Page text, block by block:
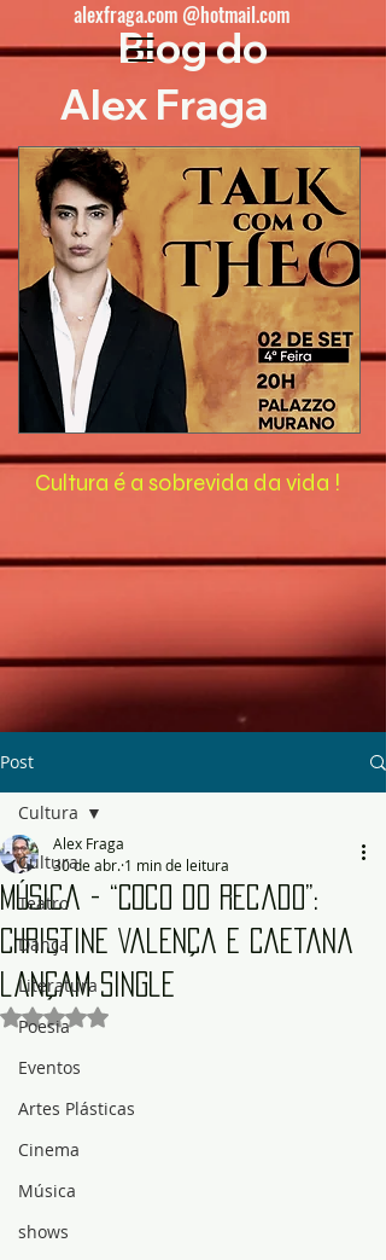
Cultura é a sobrevida da vida !
Blog do
Alex Fraga
alexfraga.com @hotmail.com
Post
Cultura
Teatro
Dança
Literatura
Poesia
Eventos
Artes Plásticas
Cinema
Música
shows
Cultura
Música - “Coco do Recado”:
Christine Valença e Caetana
lançam single
Alex Fraga
30 de abr. 1 min de leitura
Avaliado com NaN de 5 estrelas.